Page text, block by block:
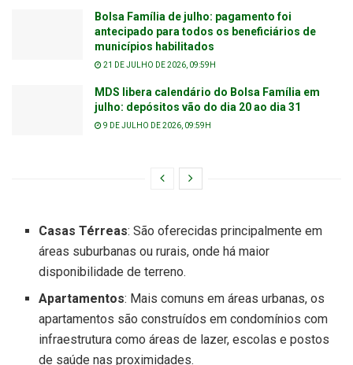
Bolsa Família de julho: pagamento foi
antecipado para todos os beneficiários de
municípios habilitados
21 DE JULHO DE 2026, 09:59H
MDS libera calendário do Bolsa Família em
julho: depósitos vão do dia 20 ao dia 31
9 DE JULHO DE 2026, 09:59H
Casas Térreas: São oferecidas principalmente em
áreas suburbanas ou rurais, onde há maior
disponibilidade de terreno.
Apartamentos: Mais comuns em áreas urbanas, os
apartamentos são construídos em condomínios com
infraestrutura como áreas de lazer, escolas e postos
de saúde nas proximidades.